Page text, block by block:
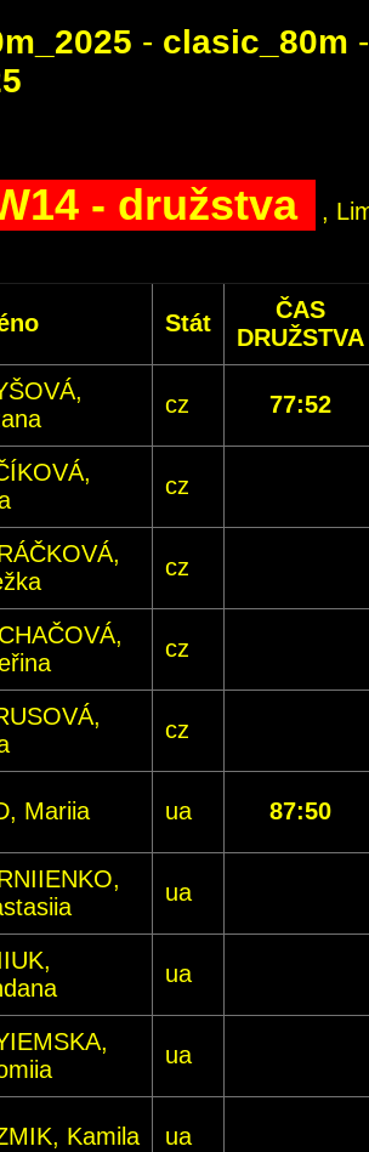
- clasic_80m -
- družstva
,
Stát
ČAS
DRUŽSTVA
cz 77:52
cz
cz
cz
cz
Mariia ua 87:50
ua
ua
ua
Kamila ua